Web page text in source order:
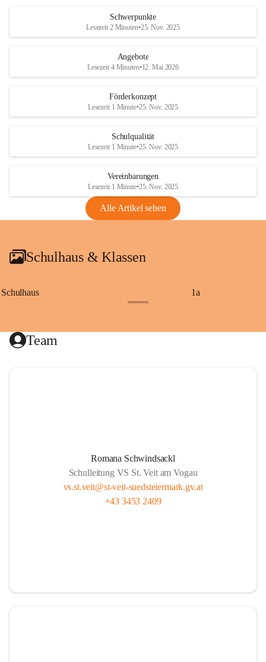
Schwerpunkte
Lesezeit 2 Minuten•25. Nov. 2025
Angebote
Lesezeit 4 Minuten•12. Mai 2026
Förderkonzept
Lesezeit 1 Minute•25. Nov. 2025
Schulqualität
Lesezeit 1 Minute•25. Nov. 2025
Vereinbarungen
Lesezeit 1 Minute•25. Nov. 2025
Alle Artikel sehen
Schulhaus & Klassen
Schulhaus 1a
Team
Romana Schwindsackl
Schulleitung VS St. Veit am Vogau
vs.st.veit@st-veit-suedsteiermark.gv.at
+43 3453 2409